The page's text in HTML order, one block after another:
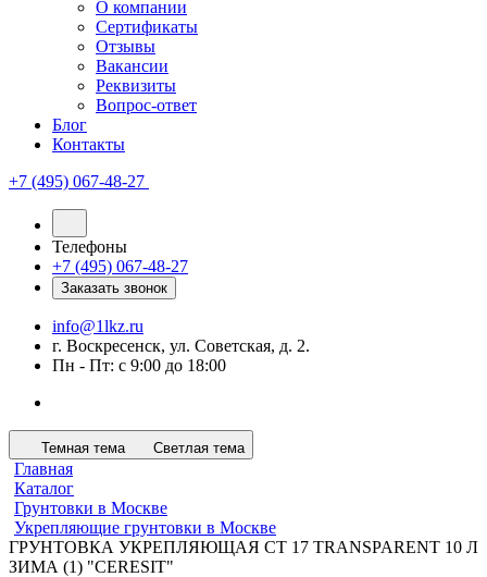
О компании
Сертификаты
Отзывы
Вакансии
Реквизиты
Вопрос-ответ
Блог
Контакты
+7 (495) 067-48-27
Телефоны
+7 (495) 067-48-27
Заказать звонок
info@1lkz.ru
г. Воскресенск, ул. Советская, д. 2.
Пн - Пт: с 9:00 до 18:00
Темная тема Светлая тема
Главная
Каталог
Грунтовки в Москве
Укрепляющие грунтовки в Москве
ГРУНТОВКА УКРЕПЛЯЮЩАЯ CT 17 TRANSPARENT 10 Л
ЗИМА (1) "CERESIT"